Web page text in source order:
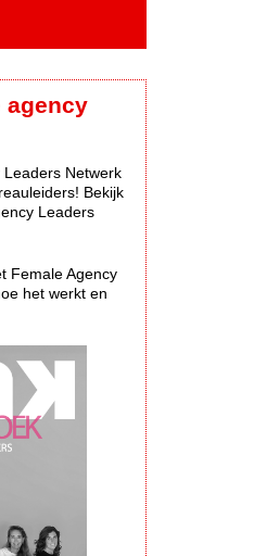
agency
Netwerk
Bekijk
Leaders
Female Agency
het werkt en